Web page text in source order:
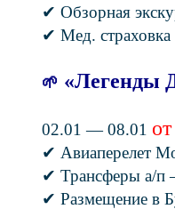
✔ Обзорная
✔ Мед. страховка
🌱 «Легенды
02.01 — 08.01
✔ Авиаперелет
✔ Трансферы а/п
✔ Размещение в